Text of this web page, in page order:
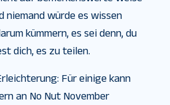
niemand würde es wissen
kümmern, es sei denn, du
dich, es zu teilen.
Für einige kann
an No Nut November